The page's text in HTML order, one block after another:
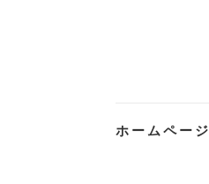
ホームページ